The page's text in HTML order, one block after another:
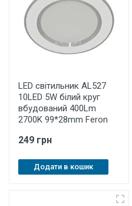
LED світильник AL527
10LED 5W білий круг
вбудований 400Lm
2700K 99*28mm Feron
249 грн
Додати в кошик